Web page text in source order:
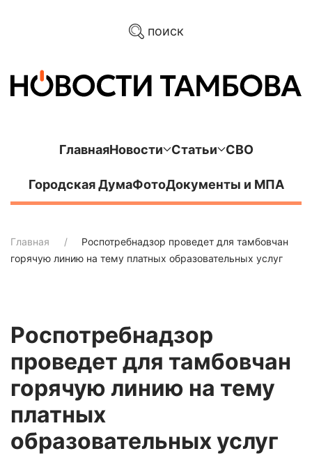
поиск
ГлавнаяНовости Статьи СВО
Городская ДумаФотоДокументы и МПА
Главная
Роспотребнадзор проведет для тамбовчан
горячую линию на тему платных образовательных услуг
Роспотребнадзор
проведет для тамбовчан
горячую линию на тему
платных
образовательных услуг